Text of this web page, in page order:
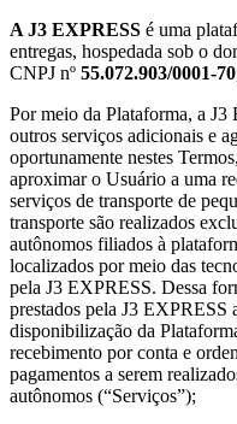
A J3 EXPRESS é uma
entregas, hospedada sob o
CNPJ nº 55.072.903/0001-70
Por meio da Plataforma, a
outros serviços adicionais e
oportunamente nestes
aproximar o Usuário a uma
serviços de transporte de
transporte são realizados
autônomos filiados à
localizados por meio das
pela J3 EXPRESS. Dessa
prestados pela J3 EXPRESS
disponibilização da
recebimento por conta e
pagamentos a serem
autônomos (“Serviços”);